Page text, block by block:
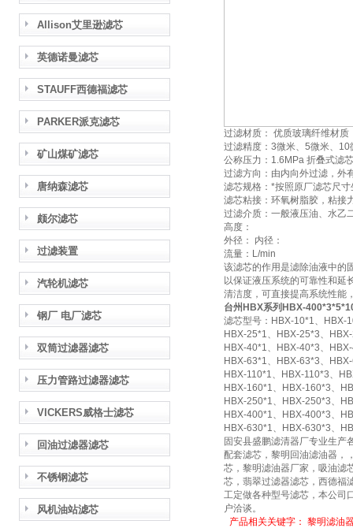
Allison艾里逊滤芯
英德诺曼滤芯
STAUFF西德福滤芯
PARKER派克滤芯
矿山煤矿滤芯
唐纳森滤芯
颇尔滤芯
过滤装置
汽轮机滤芯
钢厂 电厂滤芯
双筒过滤器滤芯
压力管路过滤器滤芯
VICKERS威格士滤芯
回油过滤器滤芯
不锈钢滤芯
风机油站滤芯
过滤材质： 优质玻璃纤维材质
过滤精度：3微米、5微米、
公称压力：1.6MPa 折叠式滤芯
过滤方向：由内向外过滤，外
滤芯规格：*按照原厂滤芯尺
滤芯粘接：环氧树脂胶，粘接
过滤介质：一般液压油、水乙
高度：
外径： 内径：
流量：L/min
该滤芯的作用是滤除油液中的
以保证液压系统的可靠性和延
清洁度，可直接提高系统性能
台州HBX系列HBX-
滤芯型号：HBX-10*1、HBX-
HBX-25*1、HBX-25*3、
HBX-40*1、HBX-40*3、
HBX-63*1、HBX-63*3、
HBX-110*1、HBX-110*3、
HBX-160*1、HBX-160*3、
HBX-250*1、HBX-250*3、
HBX-400*1、HBX-400*3、
HBX-630*1、HBX-630*3、
固安县盛鹏滤清器厂专业生产
配套滤芯，黎明回油滤油器，
芯，黎明滤油器厂家，吸油滤
芯，翡翠过滤器滤芯，西德福
工定做各种型号滤芯，本公司
户洽谈。
产品相关关键字： 黎明滤油